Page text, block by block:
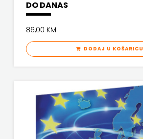
DO DANAS
86,00 KM
DODAJ U KOŠARICU